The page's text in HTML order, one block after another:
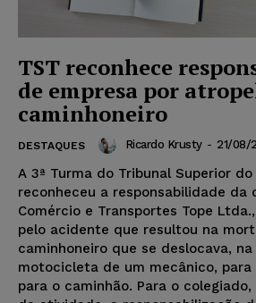
TST reconhece
de empresa por
caminhoneiro
DESTAQUES Ricardo Krusty - 21/08/
A 3ª Turma do Tribunal Superior
reconheceu a responsabilidade da
Comércio e Transportes Tope
pelo acidente que resultou na
caminhoneiro que se deslocava,
motocicleta de um mecânico,
para o caminhão. Para o